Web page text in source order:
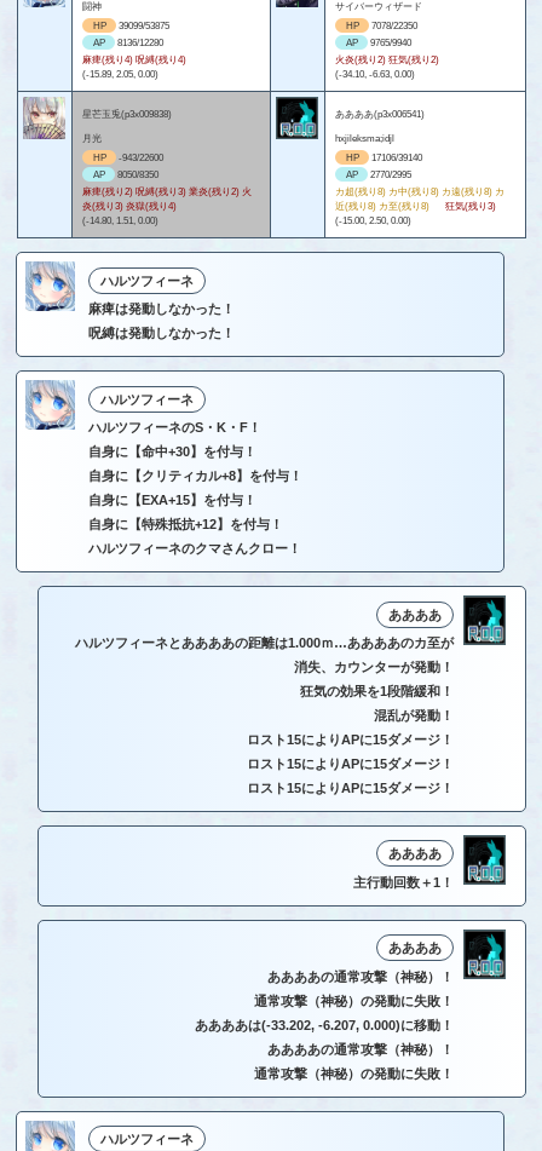
闘神
HP
39099/53875
AP
8136/12280
麻痺(残り4) 呪縛(残り4)
(-15.89, 2.05, 0.00)
サイバーウィザード
HP
7078/22350
AP
9765/9940
火炎(残り2) 狂気(残り2)
(-34.10, -6.63, 0.00)
星芒玉兎(p3x009838)
月光
HP
-943/22600
AP
8050/8350
麻痺(残り2) 呪縛(残り3) 業炎(残り2) 火
炎(残り3) 炎獄(残り4)
(-14.80, 1.51, 0.00)
ああああ(p3x006541)
hxjileksma;idjl
HP
17106/39140
AP
2770/2995
カ超(残り8) カ中(残り8) カ遠(残り8) カ
近(残り8) カ至(残り8)
狂気(残り3)
(-15.00, 2.50, 0.00)
ハルツフィーネ
麻痺は発動しなかった！
呪縛は発動しなかった！
ハルツフィーネ
ハルツフィーネのS・K・F！
自身に【命中+30】を付与！
自身に【クリティカル+8】を付与！
自身に【EXA+15】を付与！
自身に【特殊抵抗+12】を付与！
ハルツフィーネのクマさんクロー！
ああああ
ハルツフィーネとああああの距離は1.000ｍ…ああああのカ至が
消失、カウンターが発動！
狂気の効果を1段階緩和！
混乱が発動！
ロスト15によりAPに15ダメージ！
ロスト15によりAPに15ダメージ！
ロスト15によりAPに15ダメージ！
ああああ
主行動回数＋1！
ああああ
ああああの通常攻撃（神秘）！
通常攻撃（神秘）の発動に失敗！
ああああは(-33.202, -6.207, 0.000)に移動！
ああああの通常攻撃（神秘）！
通常攻撃（神秘）の発動に失敗！
ハルツフィーネ